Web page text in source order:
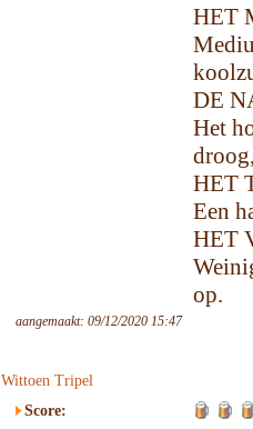
HET
DE
Het
HET
Een
HET
op.
aangemaakt: 09/12/2020 15:47
Wittoen Tripel
Score: